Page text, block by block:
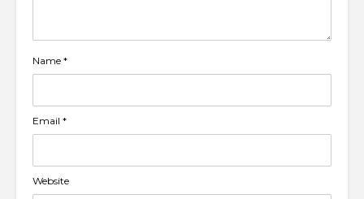
Name *
Email *
Website